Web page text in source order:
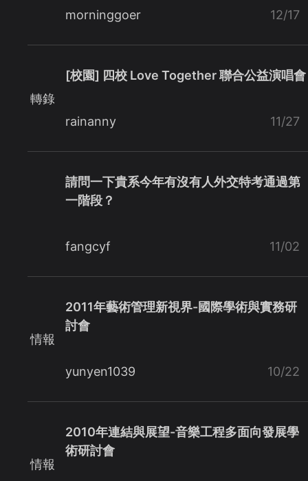
morninggoer 12/17
轉錄
[校園] 四校 Love Together 聯合公益演唱會
rainanny 11/27
請問一下貴系今年有沒有人外交特考通過第
一階段？
fangcyf 11/02
情報
2011年藝術管理新視界-國際學術與實務研
討會
yunyen1039 10/22
情報
2010年連結與展望-音樂工程多面向發展學
術研討會